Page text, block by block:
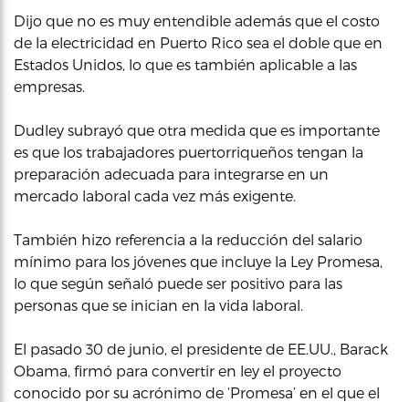
Dijo que no es muy entendible además que el costo
de la electricidad en Puerto Rico sea el doble que en
Estados Unidos, lo que es también aplicable a las
empresas.
Dudley subrayó que otra medida que es importante
es que los trabajadores puertorriqueños tengan la
preparación adecuada para integrarse en un
mercado laboral cada vez más exigente.
También hizo referencia a la reducción del salario
mínimo para los jóvenes que incluye la Ley Promesa,
lo que según señaló puede ser positivo para las
personas que se inician en la vida laboral.
El pasado 30 de junio, el presidente de EE.UU., Barack
Obama, firmó para convertir en ley el proyecto
conocido por su acrónimo de ‘Promesa’ en el que el